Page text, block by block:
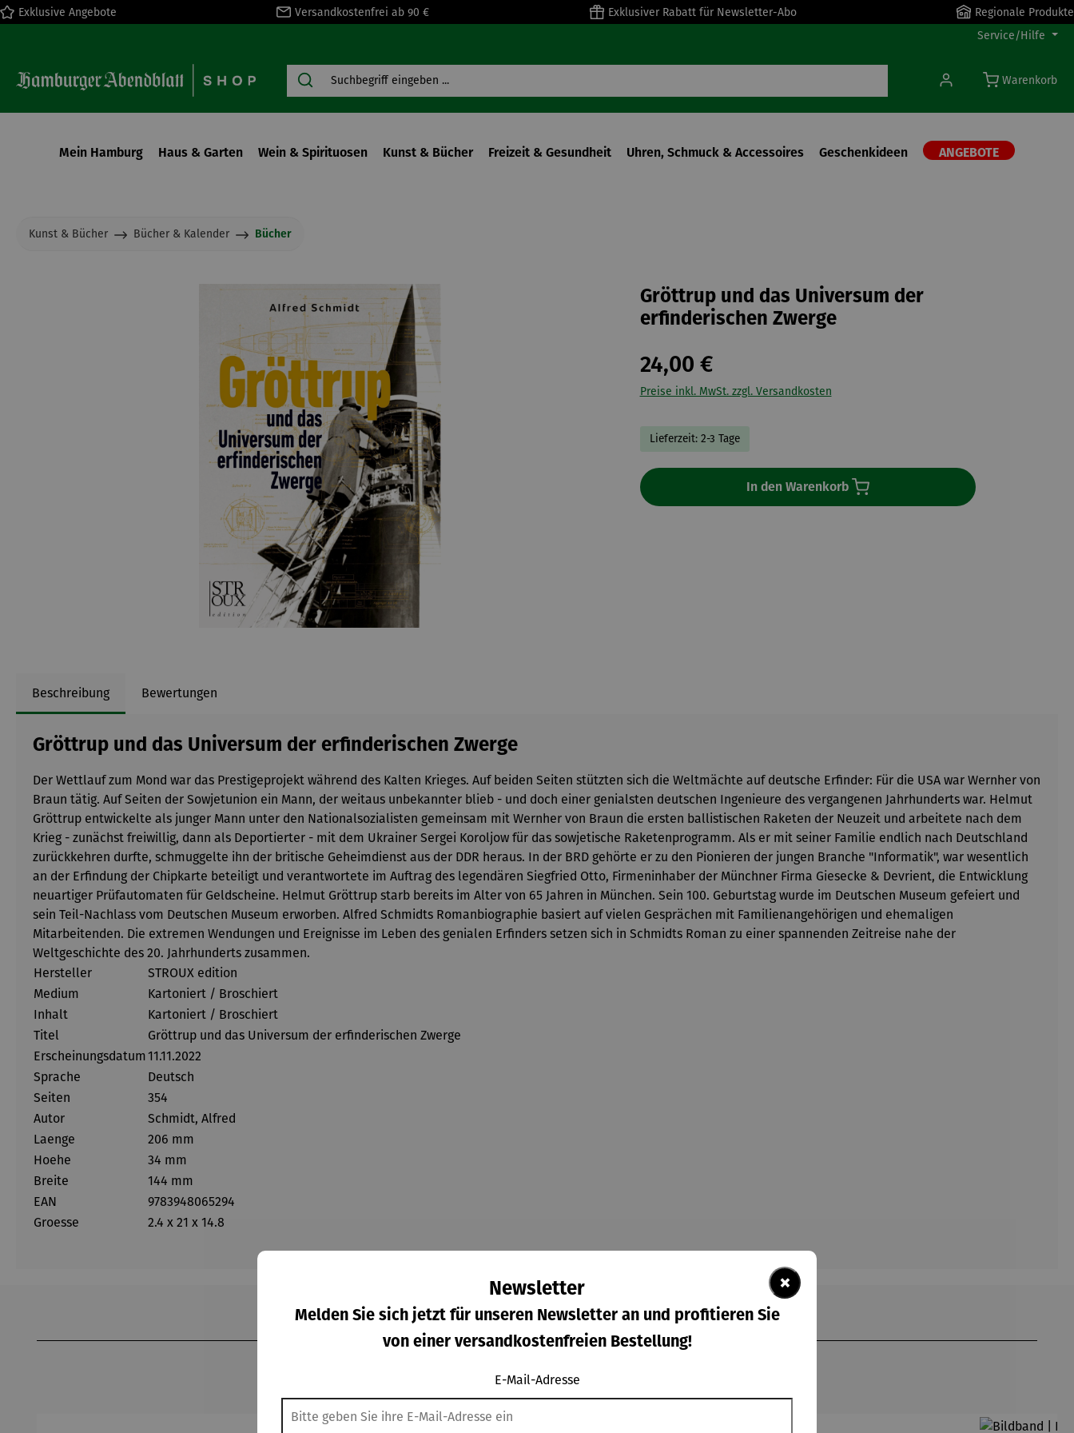
Zur Hauptnavigation springen
Exklusive Angebote Versandkostenfrei ab 90 € Exklusiver Rabatt für Newsletter-Abo
Regionale Produkte
Service/Hilfe
Warenkorb
Mein Hamburg Haus & Garten Wein & Spirituosen Kunst & Bücher Freizeit & Gesundheit Uhren, Schmuck & Accessoires Geschenkideen ANGEBOTE
Kunst & Bücher Bücher & Kalender Bücher
Gröttrup und das Universum der
erfinderischen Zwerge
24,00 €
Preise inkl. MwSt. zzgl. Versandkosten
Lieferzeit: 2-3 Tage
In den Warenkorb
Beschreibung Bewertungen
Gröttrup und das Universum der erfinderischen Zwerge
Der Wettlauf zum Mond war das Prestigeprojekt während des Kalten Krieges. Auf beiden Seiten stützten sich die Weltmächte auf deutsche Erfinder: Für die USA war Wernher von
Braun tätig. Auf Seiten der Sowjetunion ein Mann, der weitaus unbekannter blieb - und doch einer genialsten deutschen Ingenieure des vergangenen Jahrhunderts war. Helmut
Gröttrup entwickelte als junger Mann unter den Nationalsozialisten gemeinsam mit Wernher von Braun die ersten ballistischen Raketen der Neuzeit und arbeitete nach dem
Krieg - zunächst freiwillig, dann als Deportierter - mit dem Ukrainer Sergei Koroljow für das sowjetische Raketenprogramm. Als er mit seiner Familie endlich nach Deutschland
zurückkehren durfte, schmuggelte ihn der britische Geheimdienst aus der DDR heraus. In der BRD gehörte er zu den Pionieren der jungen Branche "Informatik", war wesentlich
an der Erfindung der Chipkarte beteiligt und verantwortete im Auftrag des legendären Siegfried Otto, Firmeninhaber der Münchner Firma Giesecke & Devrient, die Entwicklung
neuartiger Prüfautomaten für Geldscheine. Helmut Gröttrup starb bereits im Alter von 65 Jahren in München. Sein 100. Geburtstag wurde im Deutschen Museum gefeiert und
sein Teil-Nachlass vom Deutschen Museum erworben. Alfred Schmidts Romanbiographie basiert auf vielen Gesprächen mit Familienangehörigen und ehemaligen
Mitarbeitenden. Die extremen Wendungen und Ereignisse im Leben des genialen Erfinders setzen sich in Schmidts Roman zu einer spannenden Zeitreise nahe der
Weltgeschichte des 20. Jahrhunderts zusammen.
Hersteller
STROUX edition
Medium
Kartoniert / Broschiert
Inhalt
Kartoniert / Broschiert
Titel
Gröttrup und das Universum der erfinderischen Zwerge
Erscheinungsdatum11.11.2022
Sprache
Deutsch
Seiten
354
Autor
Schmidt, Alfred
Laenge
206 mm
Hoehe
34 mm
Breite
144 mm
EAN
9783948065294
Groesse
2.4 x 21 x 14.8
×
Newsletter
Melden Sie sich jetzt für unseren Newsletter an und profitieren Sie
von einer versandkostenfreien Bestellung!
E-Mail-Adresse